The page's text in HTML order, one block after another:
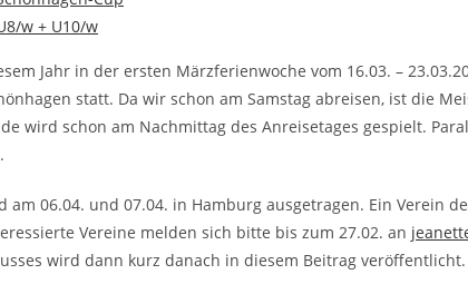
w + U10/w
Jahr in der ersten Märzferienwoche vom 16.03. –
statt. Da wir schon am Samstag abreisen, ist die
wird schon am Nachmittag des Anreisetages gespielt.
am 06.04. und 07.04. in Hamburg ausgetragen. Ein Verein
Vereine melden sich bitte bis zum 27.02. an
wird dann kurz danach in diesem Beitrag veröffentlicht.